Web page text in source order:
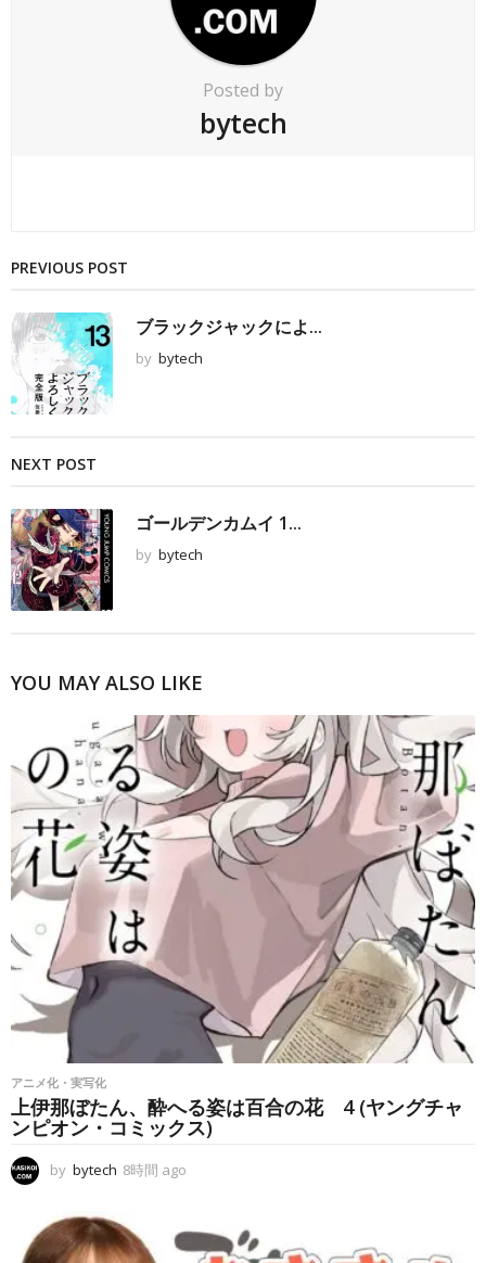
Posted by
bytech
PREVIOUS POST
ブラックジャックによ...
by bytech
NEXT POST
ゴールデンカムイ 1...
by bytech
YOU MAY ALSO LIKE
アニメ化・実写化
上伊那ぼたん、酔へる姿は百合の花 4 (ヤングチャ
ンピオン・コミックス)
by bytech 8時間 ago
a
g